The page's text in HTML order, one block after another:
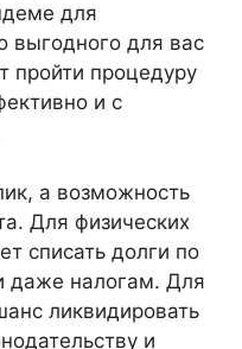
для
выгодного для вас
пройти процедуру
и с
а возможность
Для физических
списать долги по
даже налогам. Для
ликвидировать
и